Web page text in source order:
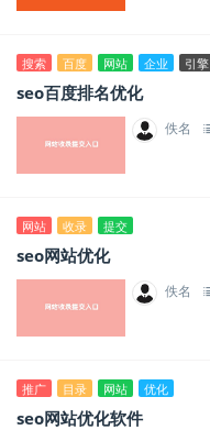
搜索 百度 网站 企业 引擎
seo百度排名优化
佚名
网站 收录 提交
seo网站优化
佚名
推广 目录 网站 优化
seo网站优化软件